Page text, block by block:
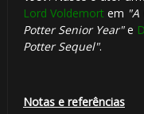
Lord Voldemort em "A
Potter Senior Year"e
Potter Sequel".
Notas e referências